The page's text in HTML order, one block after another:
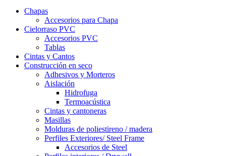
Chapas
Accesorios para Chapa
Cielorraso PVC
Accesorios PVC
Tablas
Cintas y Cantos
Construcción en seco
Adhesivos y Morteros
Aislación
Hidrofuga
Termoacústica
Cintas y cantoneras
Masillas
Molduras de poliestireno / madera
Perfiles Exteriores/ Steel Frame
Accesorios de Steel